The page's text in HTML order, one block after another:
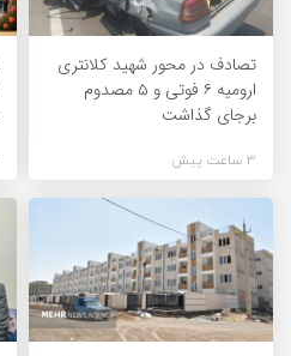
تصادف در محور شهید کلانتری
ارومیه ۶ فوتی و ۵ مصدوم
برجای گذاشت
3 ساعت پیش